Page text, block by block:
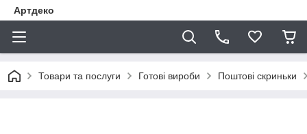
Артдеко
Товари та послуги Готові вироби Поштові скриньки